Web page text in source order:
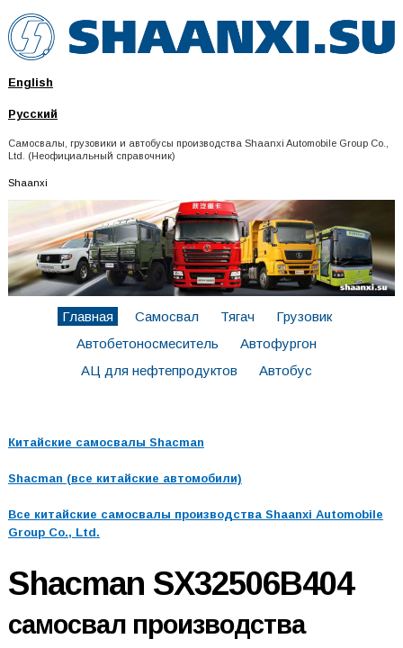
English
Русский
Самосвалы, грузовики и автобусы производства Shaanxi Automobile Group Co.,
Ltd. (Неофициальный справочник)
Shaanxi
Главная Самосвал Тягач
Грузовик
Автобетоносмеситель
Автофургон
АЦ для нефтепродуктов
Автобус
Китайские самосвалы Shacman
Shacman (все китайские автомобили)
Все китайские самосвалы производства Shaanxi Automobile
Group Co., Ltd.
Shacman SX32506B404
самосвал производства